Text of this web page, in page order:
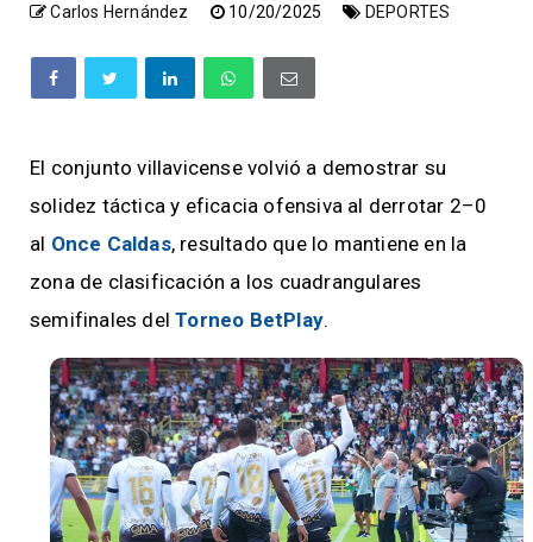
Carlos Hernández 10/20/2025 DEPORTES
El conjunto villavicense volvió a demostrar su
solidez táctica y eficacia ofensiva al derrotar 2–0
al Once Caldas, resultado que lo mantiene en la
zona de clasificación a los cuadrangulares
semifinales delTorneo BetPlay.